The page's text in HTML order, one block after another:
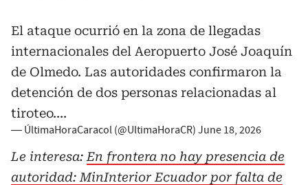
El ataque ocurrió en la zona de llegadas
internacionales del Aeropuerto José Joaquín
de Olmedo. Las autoridades confirmaron la
detención de dos personas relacionadas al
tiroteo.…
— ÚltimaHoraCaracol (@UltimaHoraCR) June 18, 2026
Le interesa: En frontera no hay presencia de
autoridad: MinInterior Ecuador por falta de